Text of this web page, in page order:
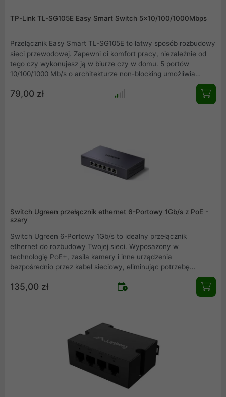
TP-Link TL-SG105E Easy Smart Switch 5x10/100/1000Mbps
Przełącznik Easy Smart TL-SG105E to łatwy sposób rozbudowy
sieci przewodowej. Zapewni ci komfort pracy, niezależnie od
tego czy wykonujesz ją w biurze czy w domu. 5 portów
10/100/1000 Mb/s o architekturze non-blocking umożliwia
odbiorze sygnału sieci.
79,00 zł
Switch Ugreen przełącznik ethernet 6-Portowy 1Gb/s z PoE -
szary
Switch Ugreen 6-Portowy 1Gb/s to idealny przełącznik
ethernet do rozbudowy Twojej sieci. Wyposażony w
technologię PoE+, zasila kamery i inne urządzenia
bezpośrednio przez kabel sieciowy, eliminując potrzebę
dodatkowych zasilaczy. Tryb Extend zwiększa zasięg transmisji
do 250 m, a solidna, szara metalowa obudowa gwarantuje
135,00 zł